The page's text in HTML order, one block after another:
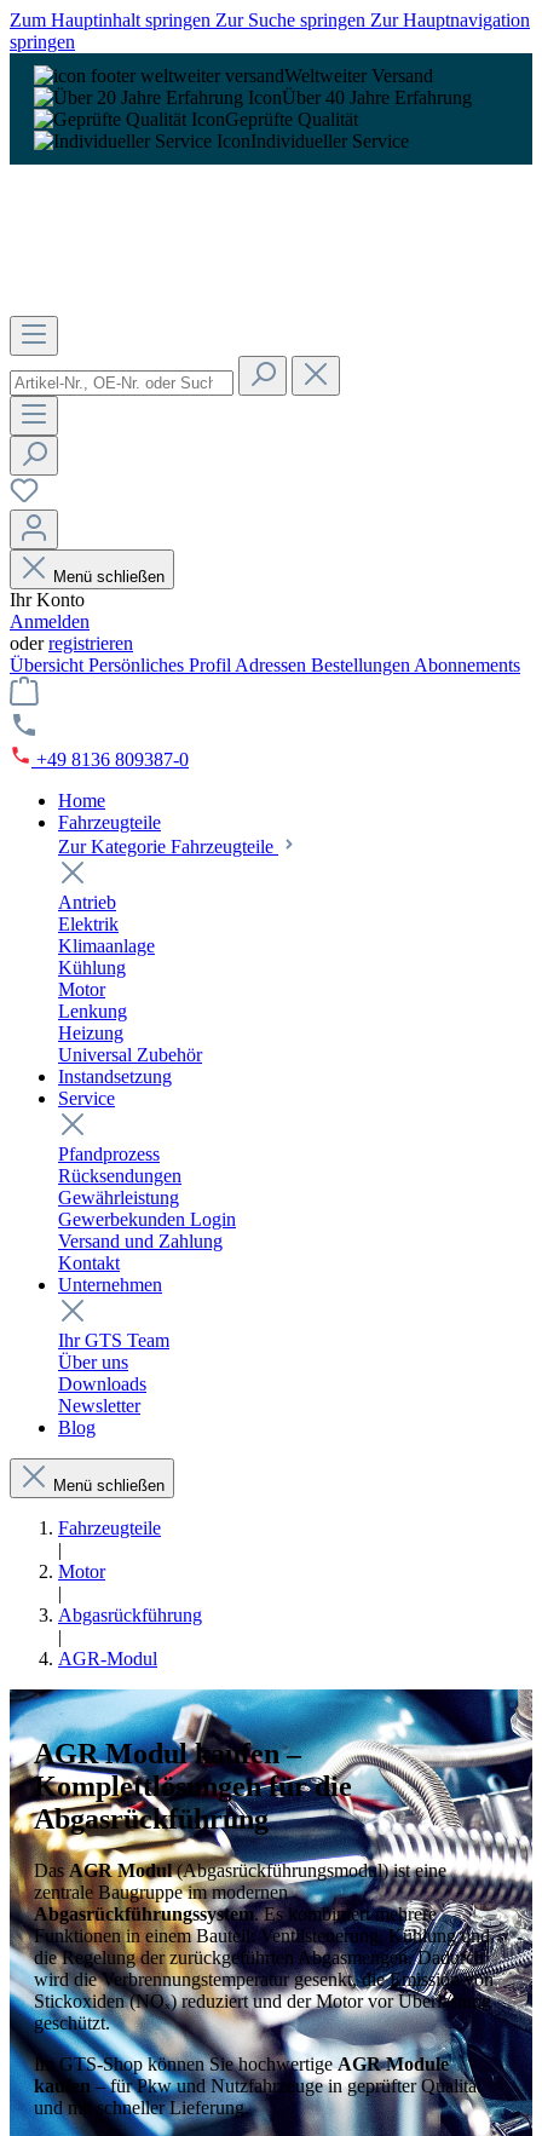
Zum Hauptinhalt springen Zur Suche springen Zur Hauptnavigation
springen
Weltweiter Versand
Über 40 Jahre Erfahrung
Geprüfte Qualität
Individueller Service
Menü schließen
Ihr Konto
Anmelden
oderregistrieren
Übersicht Persönliches Profil Adressen Bestellungen Abonnements
+49 8136 809387-0
Home
Fahrzeugteile
Zur Kategorie Fahrzeugteile
Antrieb
Elektrik
Klimaanlage
Kühlung
Motor
Lenkung
Heizung
Universal Zubehör
Instandsetzung
Service
Pfandprozess
Rücksendungen
Gewährleistung
Gewerbekunden Login
Versand und Zahlung
Kontakt
Unternehmen
Ihr GTS Team
Über uns
Downloads
Newsletter
Blog
Menü schließen
Fahrzeugteile
|
Motor
|
Abgasrückführung
|
AGR-Modul
AGR Modul kaufen –
Komplettlösungen für die
Abgasrückführung
DasAGR Modul(Abgasrückführungsmodul) ist eine
zentrale Baugruppe im modernen
Abgasrückführungssystem. Es kombiniert mehrere
Funktionen in einem Bauteil: Ventilsteuerung, Kühlung und
die Regelung der zurückgeführten Abgasmengen. Dadurch
wird die Verbrennungstemperatur gesenkt, die Emission von
Stickoxiden (NOₓ) reduziert und der Motor vor Überlastung
geschützt.
Im GTS-Shop können Sie hochwertigeAGR Module
kaufen– für Pkw und Nutzfahrzeuge in geprüfter Qualität
und mit schneller Lieferung.